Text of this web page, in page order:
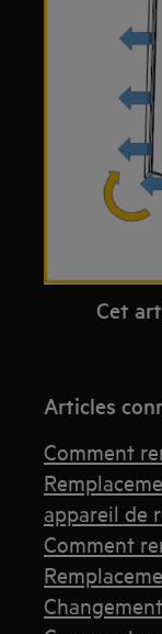
Cet
Articles
Comment
appareil de
Comment